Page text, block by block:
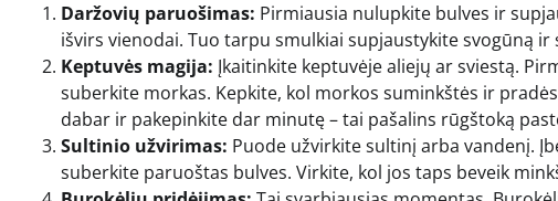
Daržovių paruošimas: Pirmiausia nulupkite bulves ir
išvirs vienodai. Tuo tarpu smulkiai supjaustykite svogūną
Keptuvės magija: Įkaitinkite keptuvėje aliejų ar sviestą.
suberkite morkas. Kepkite, kol morkos suminkštės ir
dabar ir pakepinkite dar minutę – tai pašalins rūgštoką
Sultinio užvirimas: Puode užvirkite sultinį arba vandenį.
suberkite paruoštas bulves. Virkite, kol jos taps beveik